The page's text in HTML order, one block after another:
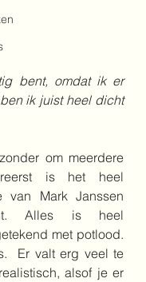
bent, omdat ik er
ik juist heel dicht
om meerdere
is het heel
van Mark Janssen
Alles is heel
met potlood.
Er valt erg veel te
alsof je er